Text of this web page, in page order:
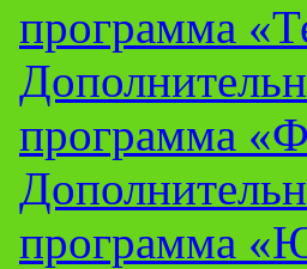
программа
программа
программа